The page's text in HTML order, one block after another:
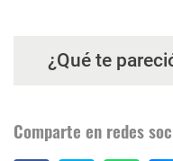
¿Qué te
Comparte en redes